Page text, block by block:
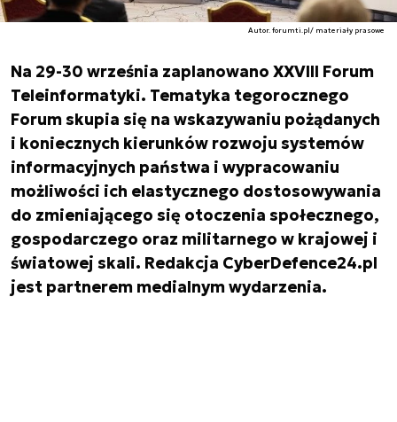
Autor. forumti.pl/ materiały prasowe
Na 29-30 września zaplanowano XXVIII Forum
Teleinformatyki. Tematyka tegorocznego
Forum skupia się na wskazywaniu pożądanych
i koniecznych kierunków rozwoju systemów
informacyjnych państwa i wypracowaniu
możliwości ich elastycznego dostosowywania
do zmieniającego się otoczenia społecznego,
gospodarczego oraz militarnego w krajowej i
światowej skali. Redakcja CyberDefence24.pl
jest partnerem medialnym wydarzenia.